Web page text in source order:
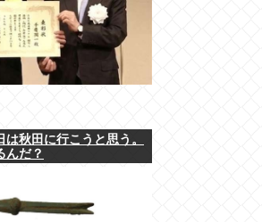
秋田に行こうと思う。
んだ？